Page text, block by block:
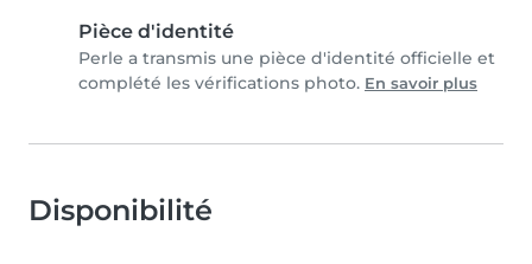
Pièce d'identité
Perle a transmis une pièce d'identité officielle et
complété les vérifications photo. En savoir plus
Disponibilité